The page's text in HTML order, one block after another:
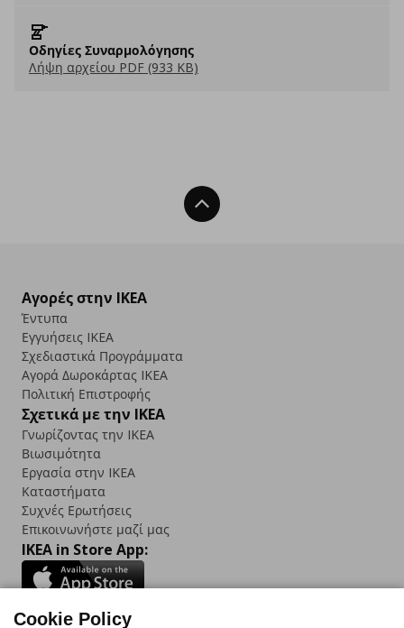
Οδηγίες Συναρμολόγησης
Λήψη αρχείου PDF (933 KB)
Back To Top
Αγορές στην IKEA
Έντυπα
Εγγυήσεις IKEA
Σχεδιαστικά Προγράμματα
Αγορά Δωρoκάρτας IKEA
Πολιτική Επιστροφής
Σχετικά με την IKEA
Γνωρίζοντας την IKEA
Βιωσιμότητα
Εργασία στην IKEA
Καταστήματα
Συχνές Ερωτήσεις
Επικοινωνήστε μαζί μας
IKEA in Store App:
Cookie Policy